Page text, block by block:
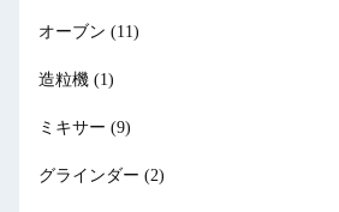
オーブン (11)
造粒機 (1)
ミキサー (9)
グラインダー (2)